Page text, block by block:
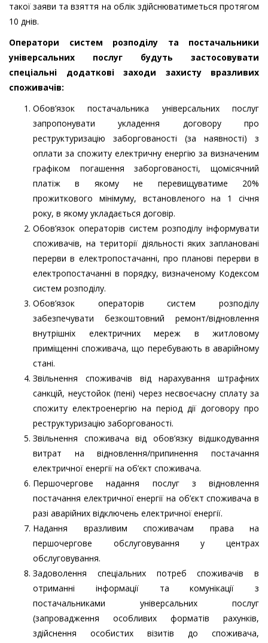
такої заяви та взяття на облік здійснюватиметься протягом
10 днів.
Оператори систем розподілу та постачальники
універсальних послуг будуть застосовувати
спеціальні додаткові заходи захисту вразливих
споживачів:
Обов’язок постачальника універсальних послуг
запропонувати укладення договору про
реструктуризацію заборгованості (за наявності) з
оплати за спожиту електричну енергію за визначеним
графіком погашення заборгованості, щомісячний
платіж в якому не перевищуватиме 20%
прожиткового мінімуму, встановленого на 1 січня
року, в якому укладається договір.
Обов’язок операторів систем розподілу інформувати
споживачів, на території діяльності яких заплановані
перерви в електропостачанні, про планові перерви в
електропостачанні в порядку, визначеному Кодексом
систем розподілу.
Обов’язок операторів систем розподілу
забезпечувати безкоштовний ремонт/відновлення
внутрішніх електричних мереж в житловому
приміщенні споживача, що перебувають в аварійному
стані.
Звільнення споживачів від нарахування штрафних
санкцій, неустойок (пені) через несвоєчасну сплату за
спожиту електроенергію на період дії договору про
реструктуризацію заборгованості.
Звільнення споживача від обов’язку відшкодування
витрат на відновлення/припинення постачання
електричної енергії на об’єкт споживача.
Першочергове надання послуг з відновлення
постачання електричної енергії на об’єкт споживача в
разі аварійних відключень електричної енергії.
Надання вразливим споживачам права на
першочергове обслуговування у центрах
обслуговування.
Задоволення спеціальних потреб споживачів в
отриманні інформації та комунікації з
постачальниками універсальних послуг
(запровадження особливих форматів рахунків,
здійснення особистих візитів до споживача,